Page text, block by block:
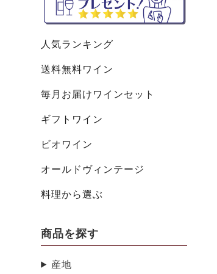
人気ランキング
送料無料ワイン
毎月お届けワインセット
ギフトワイン
ビオワイン
オールドヴィンテージ
料理から選ぶ
商品を探す
産地